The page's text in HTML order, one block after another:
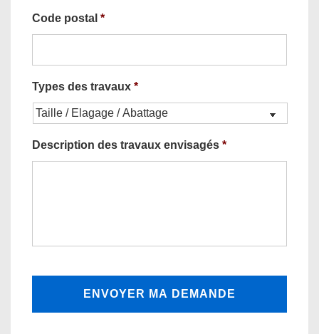
Code postal *
Types des travaux *
Description des travaux envisagés *